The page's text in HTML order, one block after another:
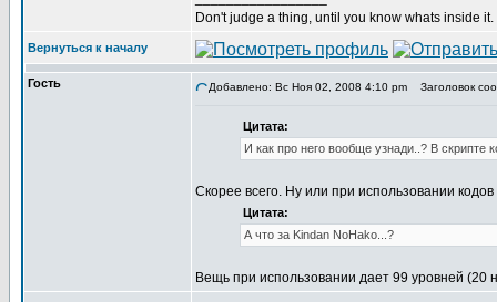
Don't judge a thing, until you know whats inside it.
Вернуться к началу
Гость Добавлено: Вс Ноя 02, 2008 4:10 pm Заголовок
Цитата:
И как про него вообще узнади..? В скрипте
Скорее всего. Ну или при использовании
Цитата:
А что за Kindan NoHako...?
Вещь при использовании дает 99 уровней (20